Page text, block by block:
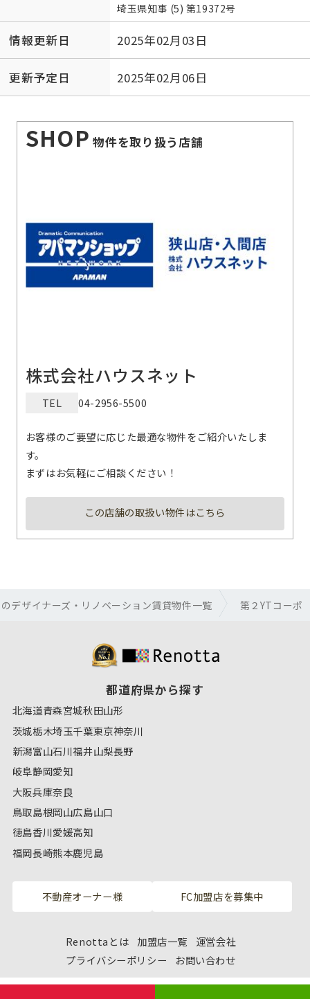
埼玉県知事 (5) 第19372号
情報更新日 2025年02月03日
更新予定日 2025年02月06日
SHOP 物件を取り扱う店舗
株式会社ハウスネット
TEL 04-2956-5500
お客様のご要望に応じた最適な物件をご紹介いたしま
す。
まずはお気軽にご相談ください！
この店舗の取扱い物件はこちら
デザイナーズ・リノベーション賃貸物件一覧 第２YTコーポ
都道府県から探す
北海道青森宮城秋田山形
茨城栃木埼玉千葉東京神奈川
新潟富山石川福井山梨長野
岐阜静岡愛知
大阪兵庫奈良
鳥取島根岡山広島山口
徳島香川愛媛高知
福岡長崎熊本鹿児島
不動産オーナー様 FC加盟店を募集中
Renottaとは 加盟店一覧
運営会社
プライバシーポリシー
お問い合わせ